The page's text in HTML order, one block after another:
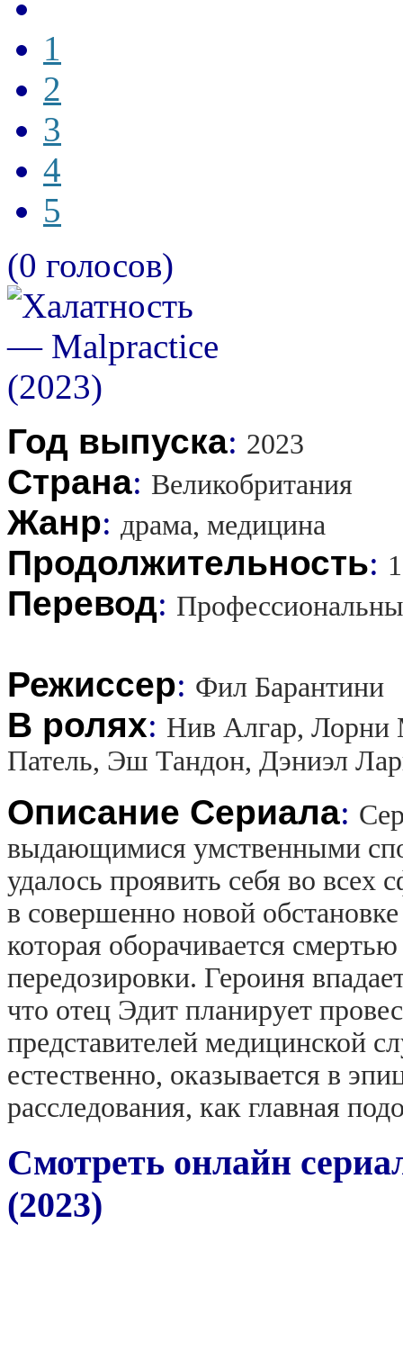
1
2
3
4
5
(0 голосов)
Год выпуска: 2023
Страна: Великобритания
Жанр: драма, медицина
Продолжительность:
Перевод:
Режиссер: Фил Барантини
В ролях: Нив Алгар, Лорни
Патель, Эш Тандон, Дэниэл
Описание Сериала:
выдающимися умственными
удалось проявить себя во всех
в совершенно новой
которая оборачивается
передозировки. Героиня
что отец Эдит планирует
представителей медицинской
естественно, оказывается в
расследования, как главная
Смотреть онлайн
(2023)